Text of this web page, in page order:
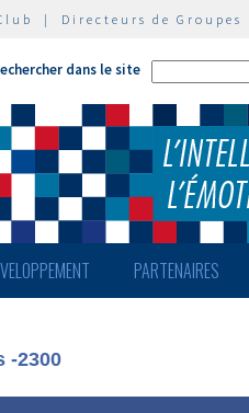
| Directeurs de Groupes
dans le site
PARTENAIRES
-2300